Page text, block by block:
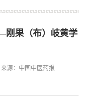
刚果（布）岐黄学
来源：中国中医药报